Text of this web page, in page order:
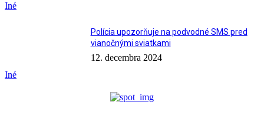
Iné
Iné
Polícia upozorňuje na podvodné SMS pred
vianočnými sviatkami
12. decembra 2024